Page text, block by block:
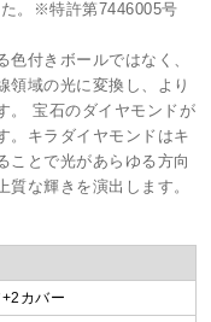
。※特許第7446005号
付きボールではなく、
領域の光に変換し、より
。 宝石のダイヤモンドが
。キラダイヤモンドはキ
ことで光があらゆる方向
な輝きを演出します。
カバー